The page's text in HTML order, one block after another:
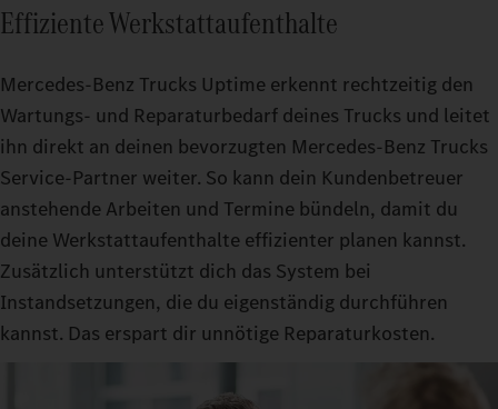
Effiziente Werkstattaufenthalte
Mercedes‑Benz Trucks Uptime erkennt rechtzeitig den
Wartungs- und Reparaturbedarf deines Trucks und leitet
ihn direkt an deinen bevorzugten Mercedes‑Benz Trucks
Service‑Partner weiter. So kann dein Kundenbetreuer
anstehende Arbeiten und Termine bündeln, damit du
deine Werkstattaufenthalte effizienter planen kannst.
Zusätzlich unterstützt dich das System bei
Instandsetzungen, die du eigenständig durchführen
kannst. Das erspart dir unnötige Reparaturkosten.